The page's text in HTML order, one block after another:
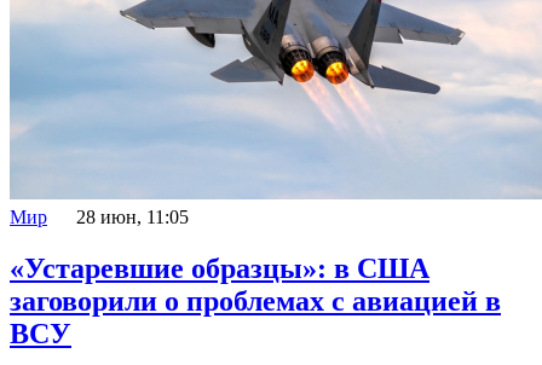
Мир 28 июн, 11:05
«Устаревшие образцы»: в США
заговорили о проблемах с авиацией в
ВСУ